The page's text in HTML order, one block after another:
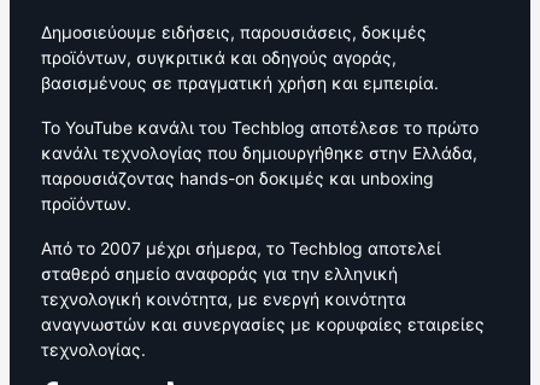
Δημοσιεύουμε ειδήσεις, παρουσιάσεις, δοκιμές
προϊόντων, συγκριτικά και οδηγούς αγοράς,
βασισμένους σε πραγματική χρήση και εμπειρία.
Το YouTube κανάλι του Techblog αποτέλεσε το πρώτο
κανάλι τεχνολογίας που δημιουργήθηκε στην Ελλάδα,
παρουσιάζοντας hands-on δοκιμές και unboxing
προϊόντων.
Από το 2007 μέχρι σήμερα, το Techblog αποτελεί
σταθερό σημείο αναφοράς για την ελληνική
τεχνολογική κοινότητα, με ενεργή κοινότητα
αναγνωστών και συνεργασίες με κορυφαίες εταιρείες
τεχνολογίας.